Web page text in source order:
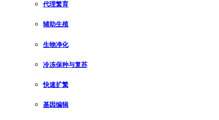
代理繁育
辅助生殖
生物净化
冷冻保种与复苏
快速扩繁
基因编辑